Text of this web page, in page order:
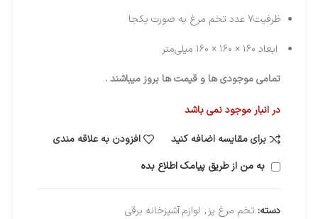
ظرفیت7 عدد تخم مرغ به صورت یکجا
ابعاد ۱۶۰ × ۱۶۰ × ۱۶۰ میلی‌متر
تمامی موجودی ها و قیمت ها بروز میباشند .
در انبار موجود نمی باشد
برای مقایسه اضافه کنید
افزودن به علاقه مندی
به من از طریق پیامک اطلاع بده
دسته: تخم مرغ پز , لوازم آشپزخانه برقی